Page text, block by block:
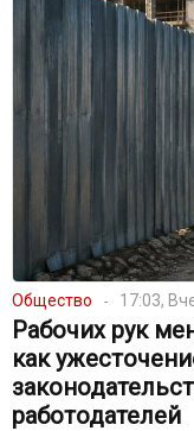
Общество 17:03,
Рабочих рук
как
работодателей